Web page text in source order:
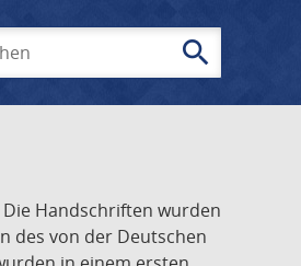
search
Handschriften wurden
des von der Deutschen